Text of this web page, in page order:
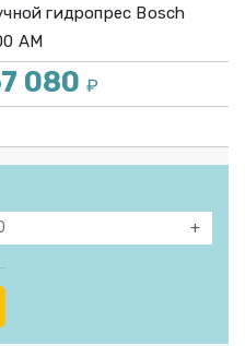
гидропрес Bosch
AM
080 ₽
+